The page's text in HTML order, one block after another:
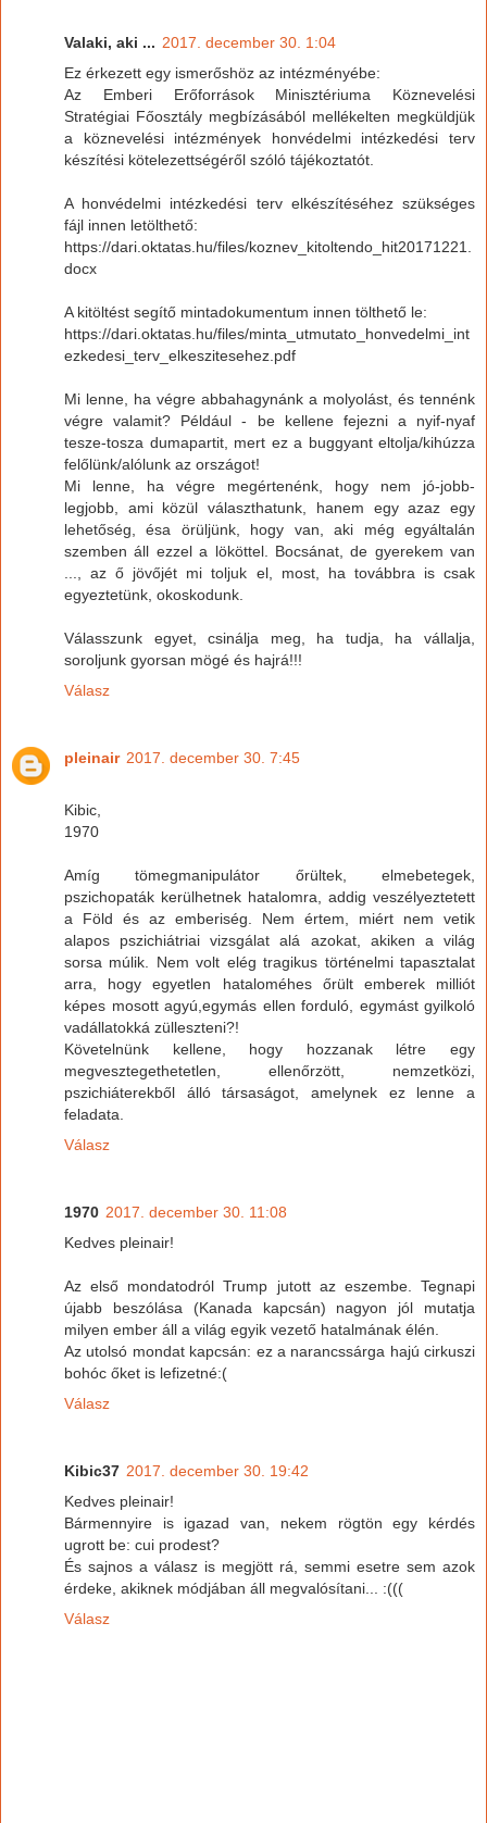
Valaki, aki ... 2017. december 30. 1:04
Ez érkezett egy ismerőshöz az intézményébe:
Az Emberi Erőforrások Minisztériuma Köznevelési
Stratégiai Főosztály megbízásából mellékelten megküldjük
a köznevelési intézmények honvédelmi intézkedési terv
készítési kötelezettségéről szóló tájékoztatót.
A honvédelmi intézkedési terv elkészítéséhez szükséges
fájl innen letölthető:
https://dari.oktatas.hu/files/koznev_kitoltendo_hit20171221.
docx
A kitöltést segítő mintadokumentum innen tölthető le:
https://dari.oktatas.hu/files/minta_utmutato_honvedelmi_int
ezkedesi_terv_elkeszitesehez.pdf
Mi lenne, ha végre abbahagynánk a molyolást, és tennénk
végre valamit? Például - be kellene fejezni a nyif-nyaf
tesze-tosza dumapartit, mert ez a buggyant eltolja/kihúzza
felőlünk/alólunk az országot!
Mi lenne, ha végre megértenénk, hogy nem jó-jobb-
legjobb, ami közül választhatunk, hanem egy azaz egy
lehetőség, ésa örüljünk, hogy van, aki még egyáltalán
szemben áll ezzel a lököttel. Bocsánat, de gyerekem van
..., az ő jövőjét mi toljuk el, most, ha továbbra is csak
egyeztetünk, okoskodunk.
Válasszunk egyet, csinálja meg, ha tudja, ha vállalja,
soroljunk gyorsan mögé és hajrá!!!
Válasz
pleinair 2017. december 30. 7:45
Kibic,
1970
Amíg tömegmanipulátor őrültek, elmebetegek,
pszichopaták kerülhetnek hatalomra, addig veszélyeztetett
a Föld és az emberiség. Nem értem, miért nem vetik
alapos pszichiátriai vizsgálat alá azokat, akiken a világ
sorsa múlik. Nem volt elég tragikus történelmi tapasztalat
arra, hogy egyetlen hataloméhes őrült emberek milliót
képes mosott agyú,egymás ellen forduló, egymást gyilkoló
vadállatokká zülleszteni?!
Követelnünk kellene, hogy hozzanak létre egy
megvesztegethetetlen, ellenőrzött, nemzetközi,
pszichiáterekből álló társaságot, amelynek ez lenne a
feladata.
Válasz
1970 2017. december 30. 11:08
Kedves pleinair!
Az első mondatodról Trump jutott az eszembe. Tegnapi
újabb beszólása (Kanada kapcsán) nagyon jól mutatja
milyen ember áll a világ egyik vezető hatalmának élén.
Az utolsó mondat kapcsán: ez a narancssárga hajú cirkuszi
bohóc őket is lefizetné:(
Válasz
Kibic37 2017. december 30. 19:42
Kedves pleinair!
Bármennyire is igazad van, nekem rögtön egy kérdés
ugrott be: cui prodest?
És sajnos a válasz is megjött rá, semmi esetre sem azok
érdeke, akiknek módjában áll megvalósítani... :(((
Válasz